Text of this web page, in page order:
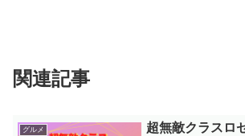
関連記事
グルメ
超無敵クラスロ